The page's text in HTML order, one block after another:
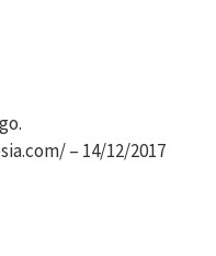
– 14/12/2017